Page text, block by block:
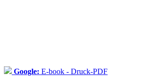
Google: E-book - Druck-PDF